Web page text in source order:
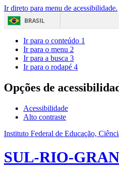
Ir direto para menu de acessibilidade.
BRASIL
Ir para o conteúdo 1
Ir para o menu 2
Ir para a busca 3
Ir para o rodapé 4
Opções de
Acessibilidade
Alto contraste
Instituto Federal de Educação,
SUL-RIO-